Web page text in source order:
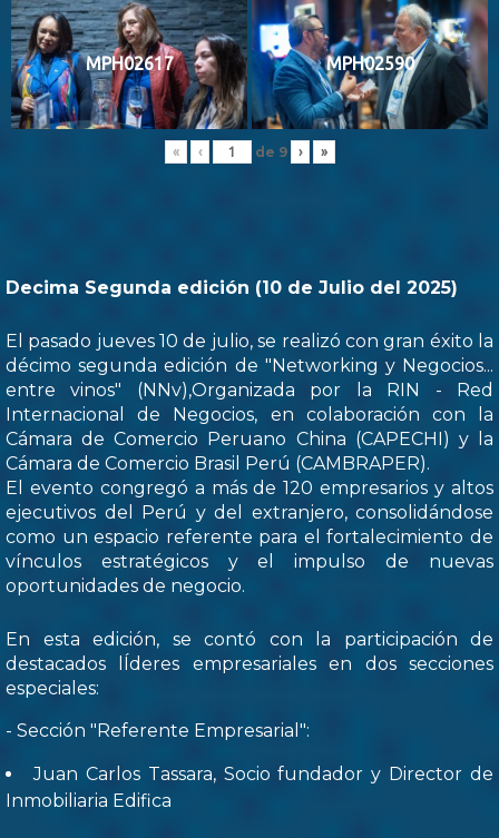
MPH02617 MPH02590
« ‹ de 9 › »
Decima Segunda edición (10 de Julio del 2025)
El pasado jueves 10 de julio, se realizó con gran éxito la
décimo segunda edición de "Networking y Negocios...
entre vinos" (NNv),Organizada por la RIN - Red
Internacional de Negocios, en colaboración con la
Cámara de Comercio Peruano China (CAPECHI) y la
Cámara de Comercio Brasil Perú (CAMBRAPER).
El evento congregó a más de 120 empresarios y altos
ejecutivos del Perú y del extranjero, consolidándose
como un espacio referente para el fortalecimiento de
vínculos estratégicos y el impulso de nuevas
oportunidades de negocio.
En esta edición, se contó con la participación de
destacados lÍderes empresariales en dos secciones
especiales:
- Sección "Referente Empresarial":
Juan Carlos Tassara, Socio fundador y Director de
Inmobiliaria Edifica